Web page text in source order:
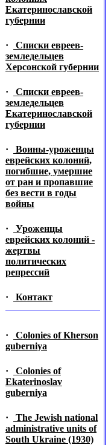
Екатеринославской
губернии
·
Списки евреев-
земледельцев
Херсонской губернии
·
Списки евреев-
земледельцев
Екатеринославской
губернии
·
Воины-уроженцы
еврейских колоний,
погибшие, умершие
от ран и пропавшие
без вести в годы
войны
·
Уроженцы
еврейских колоний -
жертвы
политических
репрессий
· Контакт
·
Colonies of Kherson
guberniya
·
Colonies of
Ekaterinoslav
guberniya
·
The Jewish national
administrative units of
South Ukraine (1930)